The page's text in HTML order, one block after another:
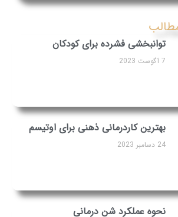
توانبخشی فشرده برای کودکان
7 آگوست 2023
بهترین کاردرمانی ذهنی برای اوتیسم
24 دسامبر 2023
نحوه عملکرد شن درمانی